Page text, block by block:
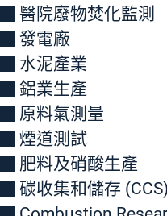
醫院廢物焚化監測
發電廠
水泥產業
鋁業生產
原料氣測量
煙道測試
肥料及硝酸生產
碳收集和儲存 (CCS)